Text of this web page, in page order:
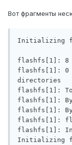
Вот фрагменты
Initializing
flashfs[1]:
flashfs[1]: 0
directories
flashfs[1]:
flashfs[1]:
flashfs[1]:
flashfs[1]:
flashfs[1]:
Initializing